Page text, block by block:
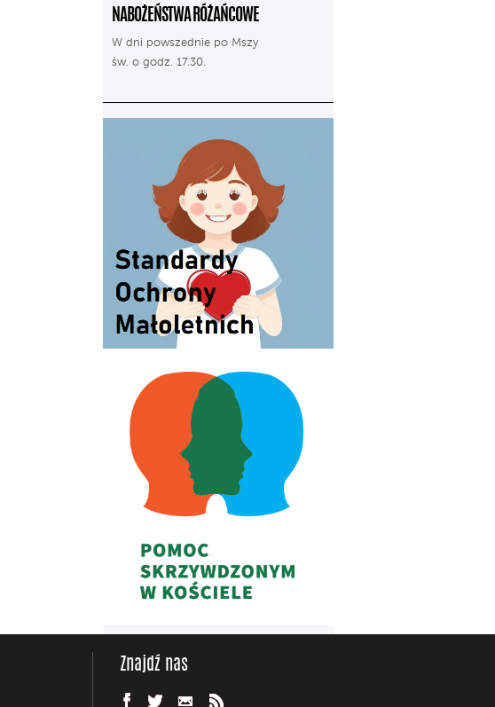
NABOŻEŃSTWA RÓŻAŃCOWE
W dni powszednie po Mszy
św. o godz. 17.30.
Znajdź nas